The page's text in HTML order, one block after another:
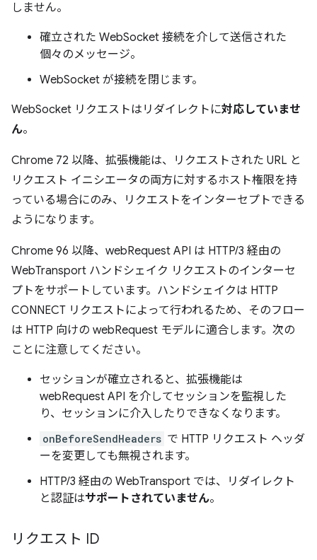
しません。
確立された WebSocket 接続を介して送信された
個々のメッセージ。
WebSocket が接続を閉じます。
WebSocket リクエストはリダイレクトに対応していませ
ん。
Chrome 72 以降、拡張機能は、リクエストされた URL と
リクエスト イニシエータの両方に対するホスト権限を持
っている場合にのみ、リクエストをインターセプトできる
ようになります。
Chrome 96 以降、webRequest API は HTTP/3 経由の
WebTransport ハンドシェイク リクエストのインターセ
プトをサポートしています。ハンドシェイクは HTTP
CONNECT リクエストによって行われるため、そのフロー
は HTTP 向けの webRequest モデルに適合します。次の
ことに注意してください。
セッションが確立されると、拡張機能は
webRequest API を介してセッションを監視した
り、セッションに介入したりできなくなります。
onBeforeSendHeaders で HTTP リクエスト ヘッダ
ーを変更しても無視されます。
HTTP/3 経由の WebTransport では、リダイレクト
と認証はサポートされていません。
リクエスト ID